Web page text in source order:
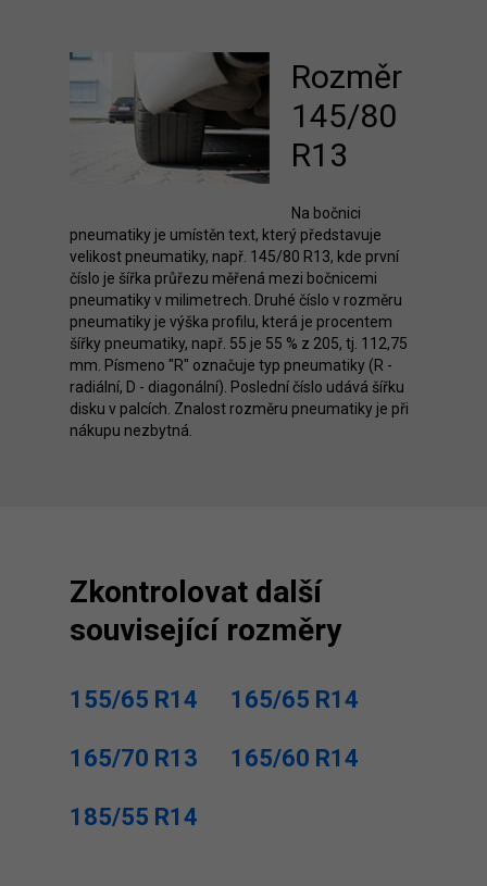
Rozměr
145/80
R13
Na bočnici
pneumatiky je umístěn text, který představuje
velikost pneumatiky, např. 145/80 R13, kde první
číslo je šířka průřezu měřená mezi bočnicemi
pneumatiky v milimetrech. Druhé číslo v rozměru
pneumatiky je výška profilu, která je procentem
šířky pneumatiky, např. 55 je 55 % z 205, tj. 112,75
mm. Písmeno "R" označuje typ pneumatiky (R -
radiální, D - diagonální). Poslední číslo udává šířku
disku v palcích. Znalost rozměru pneumatiky je při
nákupu nezbytná.
Zkontrolovat další
související rozměry
155/65 R14 165/65 R14
165/70 R13 165/60 R14
185/55 R14